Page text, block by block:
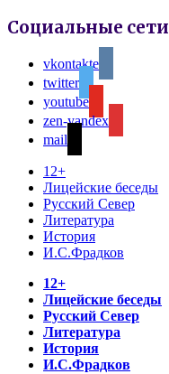
Социальные сети
vkontakte
twitter
youtube
zen-yandex
mail
12+
Лицейские беседы
Русский Север
Литература
История
И.С.Фрадков
12+
Лицейские беседы
Русский Север
Литература
История
И.С.Фрадков